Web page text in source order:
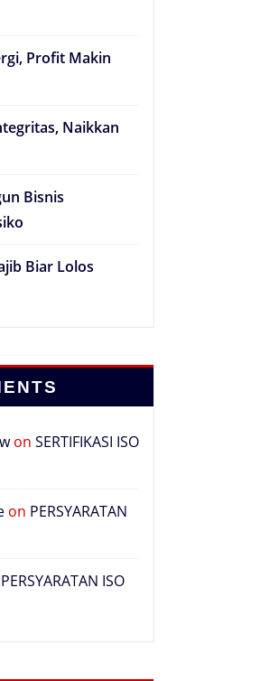
Profit Makin
Naikkan
Bisnis
Biar Lolos
on SERTIFIKASI ISO
on PERSYARATAN
PERSYARATAN ISO